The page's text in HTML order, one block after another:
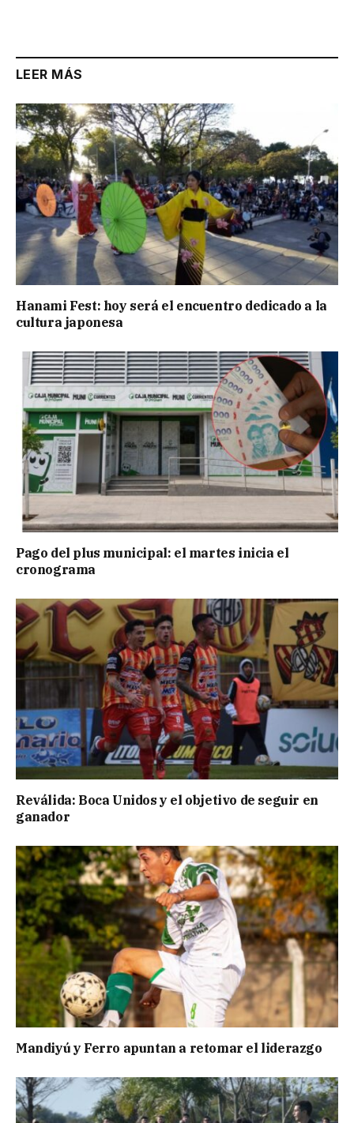
LEER MÁS
Hanami Fest: hoy será el encuentro dedicado a la
cultura japonesa
Pago del plus municipal: el martes inicia el
cronograma
Reválida: Boca Unidos y el objetivo de seguir en
ganador
Mandiyú y Ferro apuntan a retomar el liderazgo